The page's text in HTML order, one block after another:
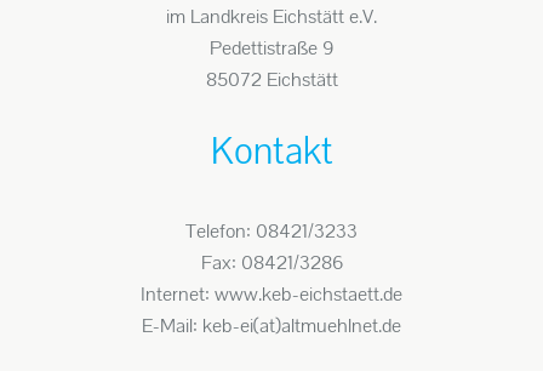
im Landkreis Eichstätt e.V.
Pedettistraße 9
85072 Eichstätt
Kontakt
Telefon: 08421/3233
Fax: 08421/3286
Internet: www.keb-eichstaett.de
E-Mail: keb-ei(at)altmuehlnet.de